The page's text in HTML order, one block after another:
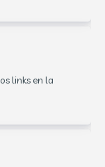
links en la